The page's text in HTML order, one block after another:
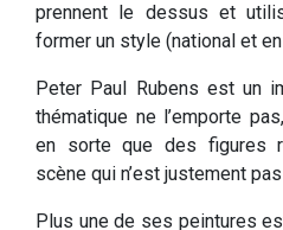
prennent le dessus et
former un style (national et
Peter Paul Rubens est un
thématique ne l’emporte
en sorte que des figures
scène qui n’est justement
Plus une de ses peintures